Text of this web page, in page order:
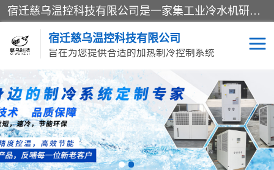
宿迁慈乌温控科技有限公司是一家集工业冷水机研发、制造、营销、服务于一体的技术生产型企业，经营范围包括：冷水机、螺杆式冷水机组、工业冷水机、水冷式冷水机、风冷式冷水机组、风冷螺杆式冷冻机组、冷冻机、注塑专用冷水机、混泥土专用冷水机、低温防爆冷水机组等。专业温控设备供应商 模温机/冷水机/导热油炉定制服务等
宿迁慈乌温控科技有限公司
旨在为您提供合适的加热制冷控制系统
冷水机 模温机
导热油加热器